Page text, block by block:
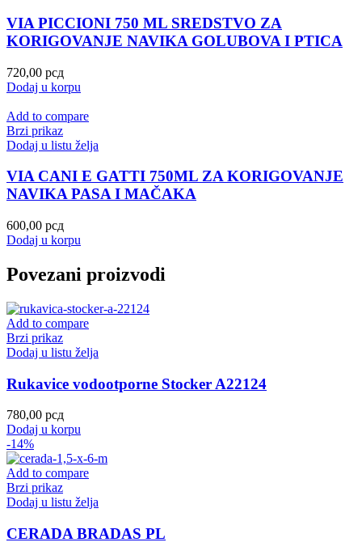
VIA PICCIONI 750 ML SREDSTVO ZA
KORIGOVANJE NAVIKA GOLUBOVA I PTICA
720,00 рсд
Dodaj u korpu
Add to compare
Brzi prikaz
Dodaj u listu želja
VIA CANI E GATTI 750ML ZA KORIGOVANJE
NAVIKA PASA I MAČAKA
600,00 рсд
Dodaj u korpu
Povezani proizvodi
Add to compare
Brzi prikaz
Dodaj u listu želja
Rukavice vodootporne Stocker A22124
780,00 рсд
Dodaj u korpu
-14%
Add to compare
Brzi prikaz
Dodaj u listu želja
CERADA BRADAS PL